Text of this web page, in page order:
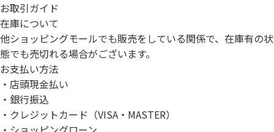
お取引ガイド
在庫について
他ショッピングモールでも販売をしている関係で、在庫有の状
態でも売切れる場合がございます。
お支払い方法
・店頭現金払い
・銀行振込
・クレジットカード（VISA・MASTER）